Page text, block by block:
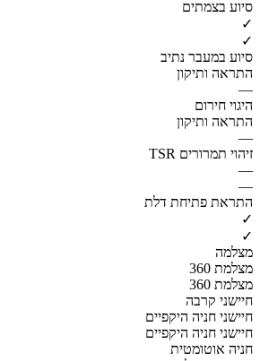
סיוע בצמתים
✓
✓
סיוע במעבר נתיב
התראה ותיקון
—
היגוי חירום
התראה ותיקון
—
זיהוי תמרורים TSR
—
—
התראת פתיחת דלת
✓
✓
מצלמה
מצלמת 360
מצלמת 360
חיישני קרבה
חיישני חניה היקפיים
חיישני חניה היקפיים
חניה אוטומטית